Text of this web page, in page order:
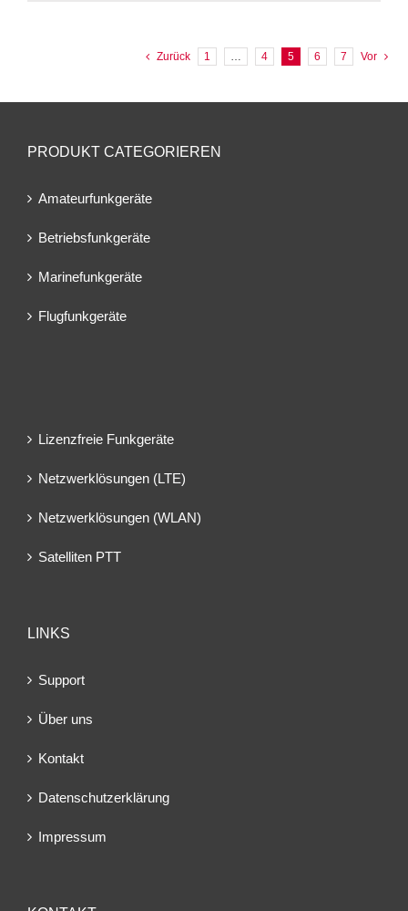
Zurück 1 … 4 5 6 7 Vor
PRODUKT CATEGORIEREN
Amateurfunkgeräte
Betriebsfunkgeräte
Marinefunkgeräte
Flugfunkgeräte
Lizenzfreie Funkgeräte
Netzwerklösungen (LTE)
Netzwerklösungen (WLAN)
Satelliten PTT
LINKS
Support
Über uns
Kontakt
Datenschutzerklärung
Impressum